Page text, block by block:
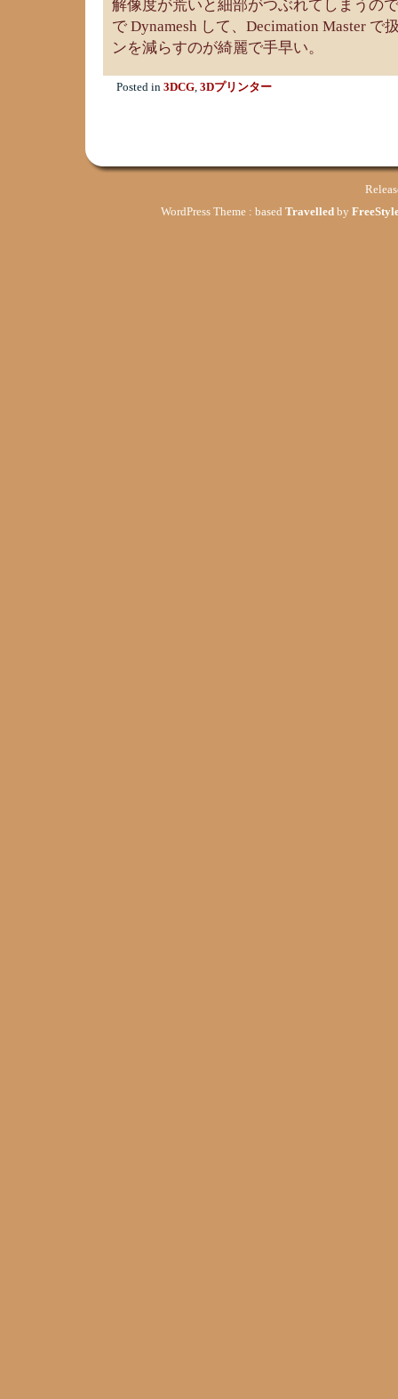
解像度が荒いと細部がつぶれてしまうの
で Dynamesh して、Decimation Master で
ンを減らすのが綺麗で手早い。
Posted in 3DCG, 3Dプリンター
WordPress Theme : based Travelledby